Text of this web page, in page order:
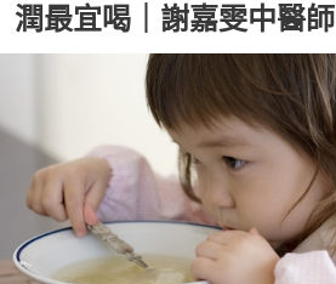
潤最宜喝｜謝嘉雯中醫師